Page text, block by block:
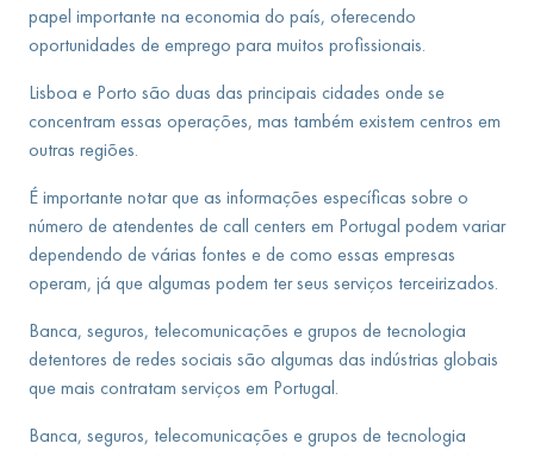
papel importante na economia do país, oferecendo
oportunidades de emprego para muitos profissionais.
Lisboa e Porto são duas das principais cidades onde se
concentram essas operações, mas também existem centros em
outras regiões.
É importante notar que as informações específicas sobre o
número de atendentes de call centers em Portugal podem variar
dependendo de várias fontes e de como essas empresas
operam, já que algumas podem ter seus serviços terceirizados.
Banca, seguros, telecomunicações e grupos de tecnologia
detentores de redes sociais são algumas das indústrias globais
que mais contratam serviços em Portugal.
Banca, seguros, telecomunicações e grupos de tecnologia